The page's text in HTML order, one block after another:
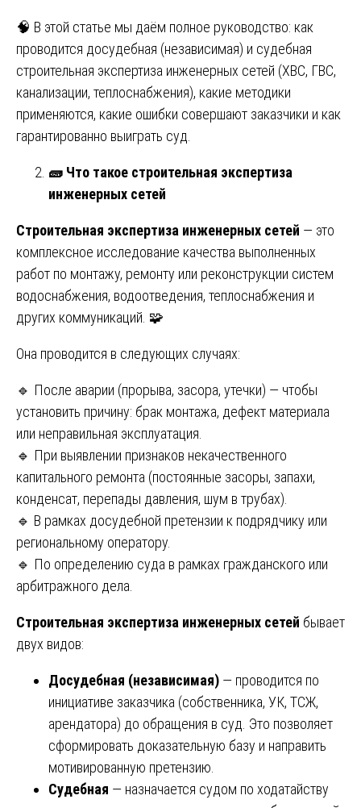
🧠 В этой статье мы даём полное руководство: как
проводится досудебная (независимая) и судебная
строительная экспертиза инженерных сетей (ХВС, ГВС,
канализации, теплоснабжения), какие методики
применяются, какие ошибки совершают заказчики и как
гарантированно выиграть суд.
🧱 Что такое строительная экспертиза
инженерных сетей
Строительная экспертиза инженерных сетей — это
комплексное исследование качества выполненных
работ по монтажу, ремонту или реконструкции систем
водоснабжения, водоотведения, теплоснабжения и
других коммуникаций. 🧩
Она проводится в следующих случаях:
🔹 После аварии (прорыва, засора, утечки) — чтобы
установить причину: брак монтажа, дефект материала
или неправильная эксплуатация.
🔹 При выявлении признаков некачественного
капитального ремонта (постоянные засоры, запахи,
конденсат, перепады давления, шум в трубах).
🔹 В рамках досудебной претензии к подрядчику или
региональному оператору.
🔹 По определению суда в рамках гражданского или
арбитражного дела.
Строительная экспертиза инженерных сетей бывает
двух видов:
Досудебная (независимая) — проводится по
инициативе заказчика (собственника, УК, ТСЖ,
арендатора) до обращения в суд. Это позволяет
сформировать доказательную базу и направить
мотивированную претензию.
Судебная — назначается судом по ходатайству